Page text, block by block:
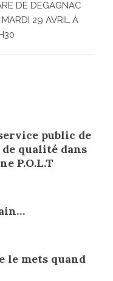
DE DEGAGNAC
MARDI 29 AVRIL À
public de
qualité dans
P.O.L.T
le mets quand